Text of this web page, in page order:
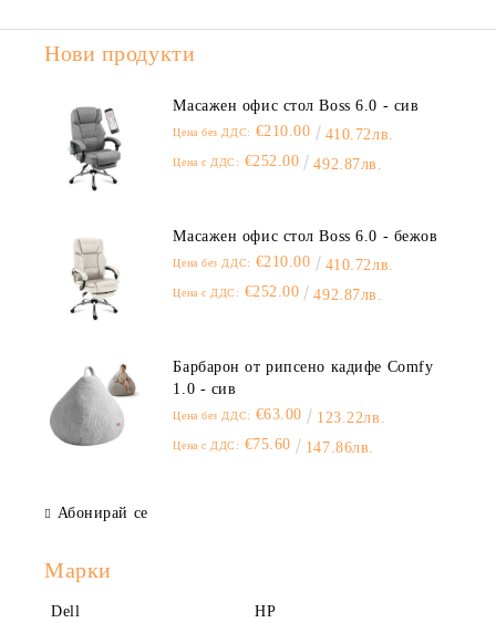
Нови продукти
Масажен офис стол Boss 6.0 - сив
Цена без ДДС: €210.00 410.72лв.
Цена с ДДС: €252.00 492.87лв.
Масажен офис стол Boss 6.0 - бежов
Цена без ДДС: €210.00 410.72лв.
Цена с ДДС: €252.00 492.87лв.
Барбарон от рипсено кадифе Comfy
1.0 - сив
Цена без ДДС: €63.00 123.22лв.
Цена с ДДС: €75.60 147.86лв.
Абонирай се
Марки
Dell HP